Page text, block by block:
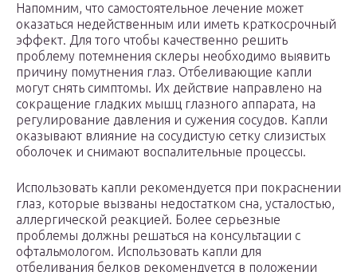
Напомним, что самостоятельное лечение может
оказаться недейственным или иметь краткосрочный
эффект. Для того чтобы качественно решить
проблему потемнения склеры необходимо выявить
причину помутнения глаз. Отбеливающие капли
могут снять симптомы. Их действие направлено на
сокращение гладких мышц глазного аппарата, на
регулирование давления и сужения сосудов. Капли
оказывают влияние на сосудистую сетку слизистых
оболочек и снимают воспалительные процессы.
Использовать капли рекомендуется при покраснении
глаз, которые вызваны недостатком сна, усталостью,
аллергической реакцией. Более серьезные
проблемы должны решаться на консультации с
офтальмологом. Использовать капли для
отбеливания белков рекомендуется в положении